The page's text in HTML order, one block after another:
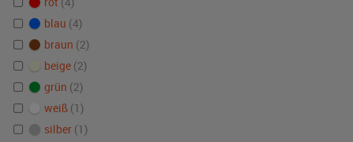
blau (4)
braun (2)
beige (2)
grün (2)
weiß (1)
silber (1)